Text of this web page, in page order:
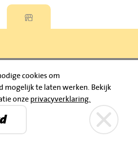
© 2026 Jumbo Huibers
Petenbos
Privacyverklaring
Jumbo Huibers
NL92 RABO 0395111021
Jumbo Huibers
cookies om
mogelijk te laten werken.
Bekijk
onze privacyverklaring.